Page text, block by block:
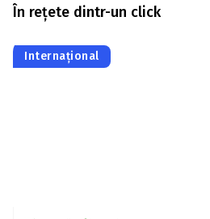
În rețete dintr-un click
Internațional